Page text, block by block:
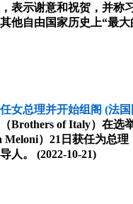
表示谢意和祝贺，并称
他自由国家历史上“最
女总理并开始组阁 (法
Brothers of Italy）在选
Meloni）21日获任为总理
人。 (2022-10-21)